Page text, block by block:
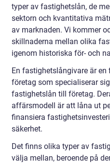
typer av fastighetslån, de
sektorn och kvantitativa
av marknaden. Vi kommer
skillnaderna mellan olika
igenom historiska för- och
En fastighetslångivare är
företag som specialiserar
fastighetslån till företag.
affärsmodell är att låna ut
finansiera
säkerhet.
Det finns olika typer av
välja mellan, beroende på